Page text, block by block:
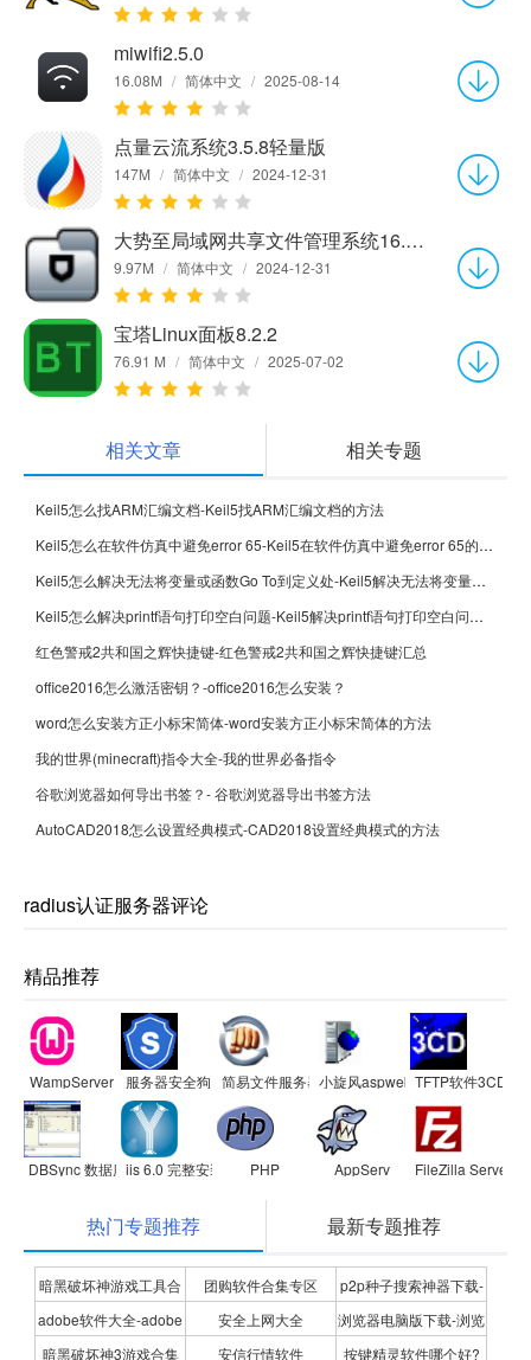
miwifi2.5.0
16.08M / 简体中文 / 2025-08-14
点量云流系统3.5.8轻量版
147M / 简体中文 / 2024-12-31
大势至局域网共享文件管理系统16.2 官方版
9.97M / 简体中文 / 2024-12-31
宝塔Linux面板8.2.2
76.91 M / 简体中文 / 2025-07-02
相关文章 相关专题
Keil5怎么找ARM汇编文档-Keil5找ARM汇编文档的方法
Keil5怎么在软件仿真中避免error 65-Keil5在软件仿真中避免error 65的方法
Keil5怎么解决无法将变量或函数Go To到定义处-Keil5解决无法将变量或函数Go To到定义处的方法
Keil5怎么解决printf语句打印空白问题-Keil5解决printf语句打印空白问题的方法
红色警戒2共和国之辉快捷键-红色警戒2共和国之辉快捷键汇总
office2016怎么激活密钥？-office2016怎么安装？
word怎么安装方正小标宋简体-word安装方正小标宋简体的方法
我的世界(minecraft)指令大全-我的世界必备指令
谷歌浏览器如何导出书签？- 谷歌浏览器导出书签方法
AutoCAD2018怎么设置经典模式-CAD2018设置经典模式的方法
radius认证服务器评论
精品推荐
WampServer 服务器安全狗 简易文件服务器小旋风aspweb服务器
TFTP软件
DBSync 数据库同步工具
iis 6.0 完整安装包 PHP AppServ FileZilla Server
热门专题推荐 最新专题推荐
暗黑破坏神游戏工具合
集
团购软件合集专区
p2p种子搜索神器下载-
P2P种子搜索神器专题
adobe软件大全-adobe
全系列软件下载-adobe
安全上网大全
浏览器电脑版下载-浏览
器下载合集
暗黑破坏神3游戏合集 安信行情软件 按键精灵软件哪个好?